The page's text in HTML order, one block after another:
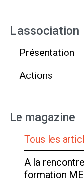
L'association
Présentation
Actions
Le magazine
Tous les
A la
formation